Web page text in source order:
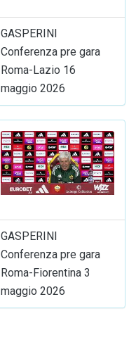
GASPERINI
Conferenza pre gara
Roma-Lazio 16
maggio 2026
GASPERINI
Conferenza pre gara
Roma-Fiorentina 3
maggio 2026